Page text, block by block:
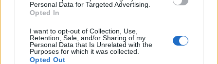
Personal Data for Targeted Advertising.
Opted In
I want to opt-out of Collection, Use,
Retention, Sale, and/or Sharing of my
Personal Data that Is Unrelated with the
Purposes for which it was collected.
Opted Out
Aναλύσεις της
του ΠΑΣΟΚ για την
έκθεση του ΟΟΣΑ
«Αξίζουμε όλοι καλύτερη